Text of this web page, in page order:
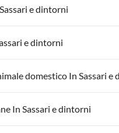
e dintorni
e dintorni
In Sassari e dintorni